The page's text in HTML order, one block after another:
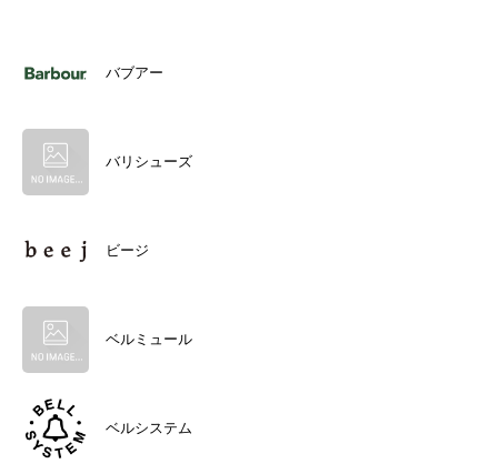
バブアー
バリシューズ
ビージ
ベルミュール
ベルシステム